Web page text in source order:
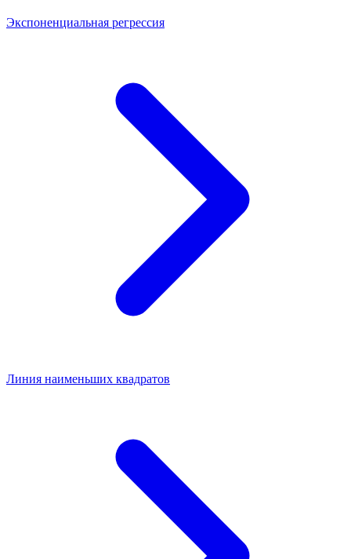
Экспоненциальная регрессия
Линия наименьших квадратов